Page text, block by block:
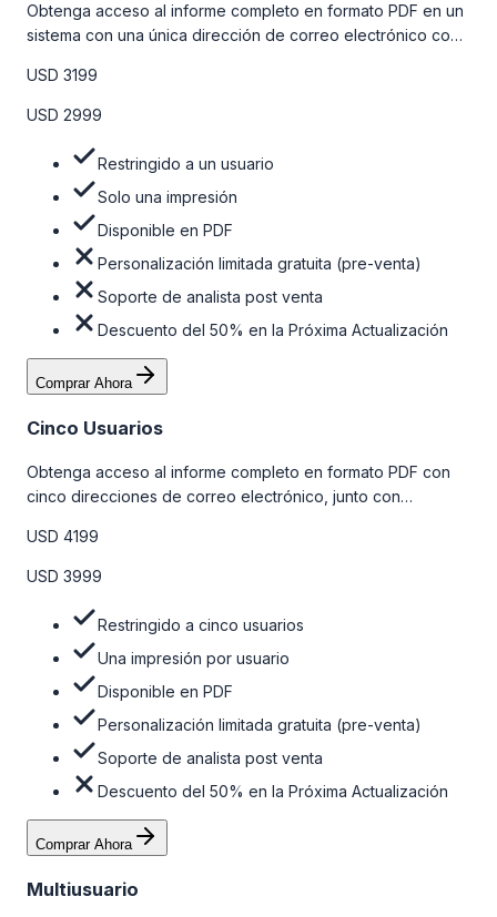
Obtenga acceso al informe completo en formato PDF en un
sistema con una única dirección de correo electrónico con
la tabla de precios a continuación.
USD 3199
USD 2999
Restringido a un usuario
Solo una impresión
Disponible en PDF
Personalización limitada gratuita (pre-venta)
Soporte de analista post venta
Descuento del 50% en la Próxima Actualización
Comprar Ahora
Cinco Usuarios
Obtenga acceso al informe completo en formato PDF con
cinco direcciones de correo electrónico, junto con
venta y el soporte post-venta de nuestros analistas. Para
obtener más información, consulte la tabla de precios a
USD 4199
USD 3999
Restringido a cinco usuarios
Una impresión por usuario
Disponible en PDF
Personalización limitada gratuita (pre-venta)
Soporte de analista post venta
Descuento del 50% en la Próxima Actualización
Comprar Ahora
Multiusuario